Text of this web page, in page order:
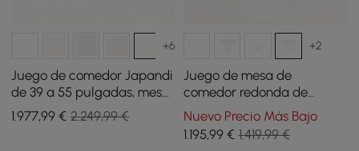
+6
Juego de comedor Japandi
de 39 a 55 pulgadas, mesa
de comedor extensible con
4 sillas
1.977,99 € 2.249,99 €
+2
Juego de mesa de
comedor redonda de
piedra sinterizada de 1000
mm con base de oro
cepillado con capacidad
Nuevo Precio Más Bajo
1.195,99€ 1.419,99 €